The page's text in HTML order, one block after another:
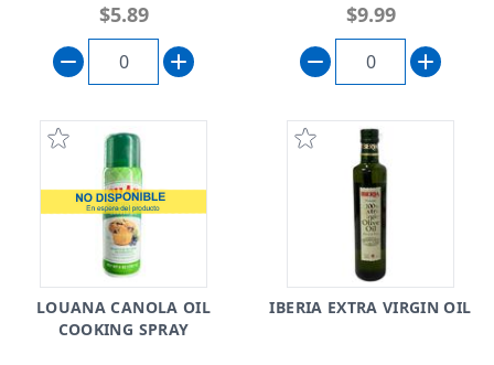
$5.89 $9.99
LOUANA CANOLA OIL
COOKING SPRAY
IBERIA EXTRA VIRGIN OIL